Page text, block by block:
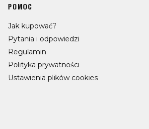
POMOC
Jak kupować?
Pytania i odpowiedzi
Regulamin
Polityka prywatności
Ustawienia plików cookies